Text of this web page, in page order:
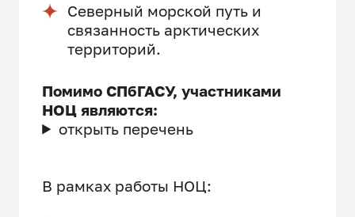
Северный морской путь и
связанность арктических
территорий.
Помимо СПбГАСУ, участниками
НОЦ являются:
открыть перечень
В рамках работы НОЦ: